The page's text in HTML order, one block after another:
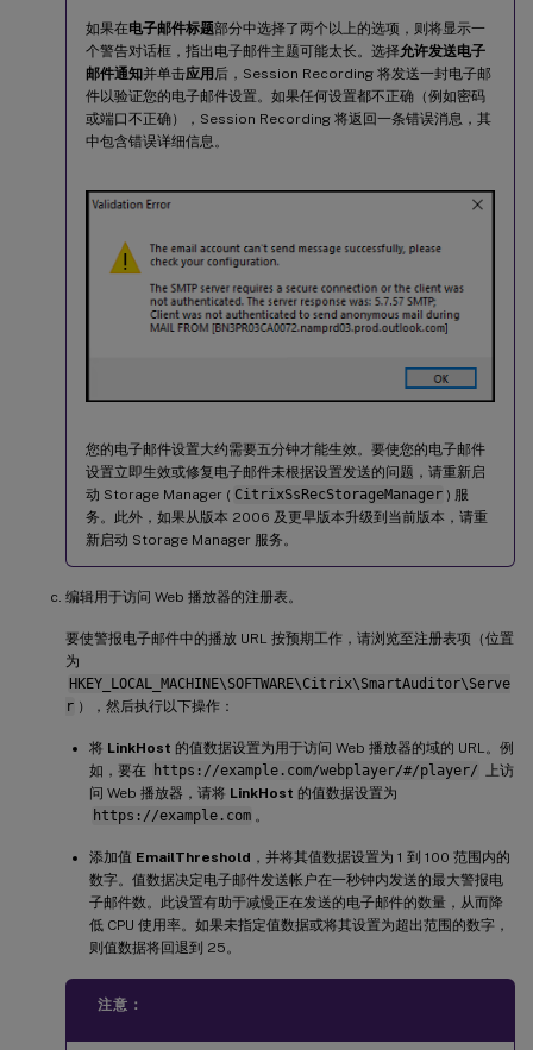
如果在电子邮件标题部分中选择了两个以上的选项，则将显示一
个警告对话框，指出电子邮件主题可能太长。选择允许发送电子
邮件通知并单击应用 后，Session Recording 将发送一封电子邮
件以验证您的电子邮件设置。如果任何设置都不正确（例如密码
或端口不正确），Session Recording 将返回一条错误消息，其
中包含错误详细信息。
您的电子邮件设置大约需要五分钟才能生效。要使您的电子邮件
设置立即生效或修复电子邮件未根据设置发送的问题，请重新启
动 Storage Manager ( CitrixSsRecStorageManager ) 服
务。此外，如果从版本 2006 及更早版本升级到当前版本，请重
新启动 Storage Manager 服务。
编辑用于访问 Web 播放器的注册表。
要使警报电子邮件中的播放 URL 按预期工作，请浏览至注册表项（位置
为
HKEY_LOCAL_MACHINE\SOFTWARE\Citrix\SmartAuditor\Serve
r ），然后执行以下操作：
将 LinkHost 的值数据设置为用于访问 Web 播放器的域的 URL。例
如，要在 https://example.com/webplayer/#/player/ 上访
问 Web 播放器，请将 LinkHost 的值数据设置为
https://example.com 。
添加值 EmailThreshold ，并将其值数据设置为 1 到 100 范围内的
数字。值数据决定电子邮件发送帐户在一秒钟内发送的最大警报电
子邮件数。此设置有助于减慢正在发送的电子邮件的数量，从而降
低 CPU 使用率。如果未指定值数据或将其设置为超出范围的数字，
则值数据将回退到 25。
注意：